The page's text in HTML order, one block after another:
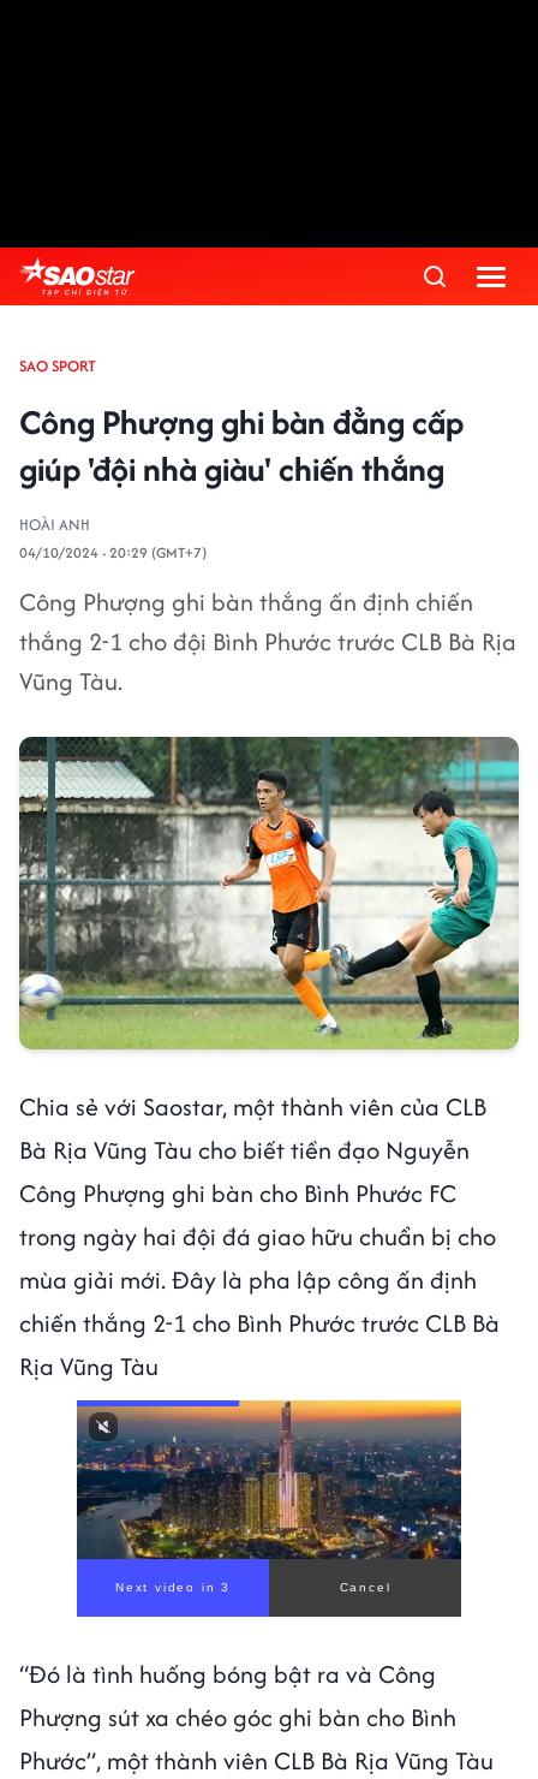
SAO SPORT
Công Phượng ghi bàn đẳng cấp
giúp 'đội nhà giàu' chiến thắng
HOÀI ANH
04/10/2024 - 20:29 (GMT+7)
Công Phượng ghi bàn thắng ấn định chiến
thắng 2-1 cho đội Bình Phước trước CLB Bà Rịa
Vũng Tàu.
Chia sẻ với Saostar, một thành viên của CLB
Bà Rịa Vũng Tàu cho biết tiền đạo Nguyễn
Công Phượng ghi bàn cho Bình Phước FC
trong ngày hai đội đá giao hữu chuẩn bị cho
mùa giải mới. Đây là pha lập công ấn định
chiến thắng 2-1 cho Bình Phước trước CLB Bà
Rịa Vũng Tàu
Next video in 1 Cancel
“Đó là tình huống bóng bật ra và Công
Phượng sút xa chéo góc ghi bàn cho Bình
Phước”, một thành viên CLB Bà Rịa Vũng Tàu